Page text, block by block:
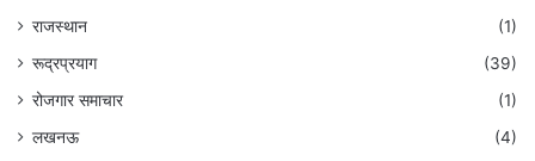
राजस्थान
(1)
रूद्रप्रयाग
(39)
रोजगार समाचार
(1)
लखनऊ
(4)